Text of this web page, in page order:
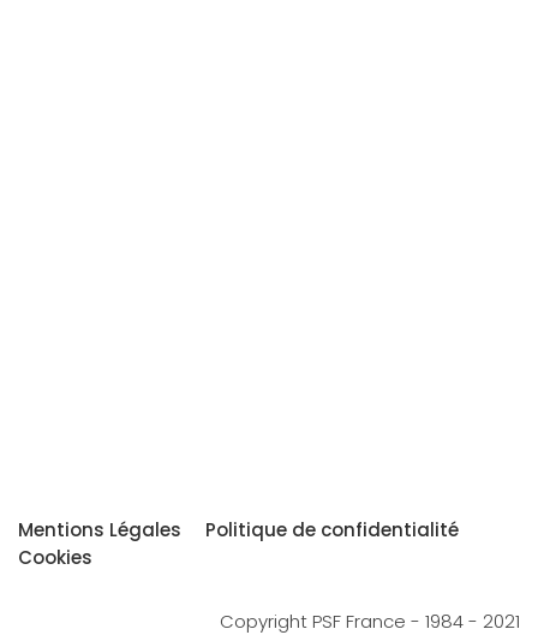
Mentions Légales
Politique de confidentialité
Cookies
Copyright PSF France - 1984 - 2021